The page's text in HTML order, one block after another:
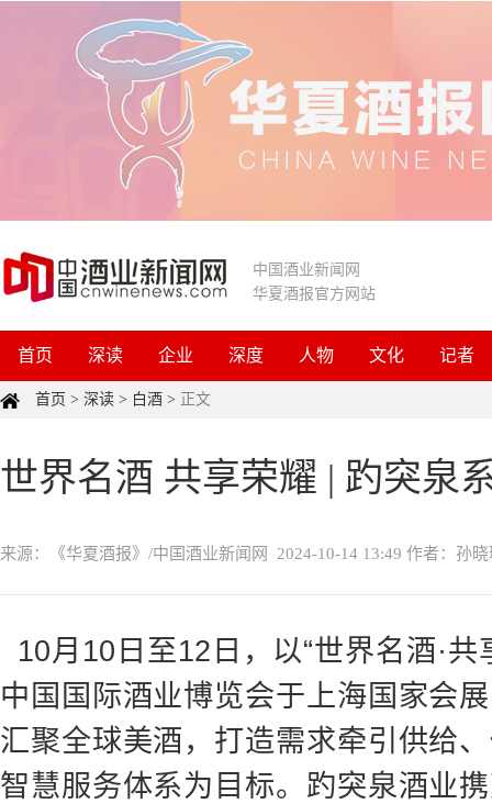
中国酒业新闻网
华夏酒报官方网站
首页 深读 企业 深度 人物 文化 记者
首页 > 深读 > 白酒 > 正文
世界名酒 共享荣耀 | 趵突泉
来源：《华夏酒报》/中国酒业新闻网 2024-10-14 13:49 作者：孙晓
10月10日至12日，以“世界名酒·
中国国际酒业博览会于上海国家会
汇聚全球美酒，打造需求牵引供给
智慧服务体系为目标。趵突泉酒业